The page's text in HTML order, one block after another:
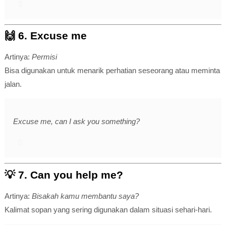
🙌 6. Excuse me
Artinya: Permisi
Bisa digunakan untuk menarik perhatian seseorang atau meminta
jalan.
Excuse me, can I ask you something?
💡 7. Can you help me?
Artinya: Bisakah kamu membantu saya?
Kalimat sopan yang sering digunakan dalam situasi sehari-hari.